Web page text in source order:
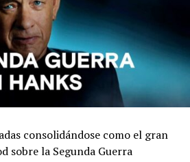
consolidándose como el gran
sobre la Segunda Guerra